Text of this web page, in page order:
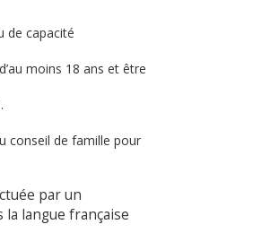
de capacité
moins 18 ans et être
conseil de famille pour
par un
langue française